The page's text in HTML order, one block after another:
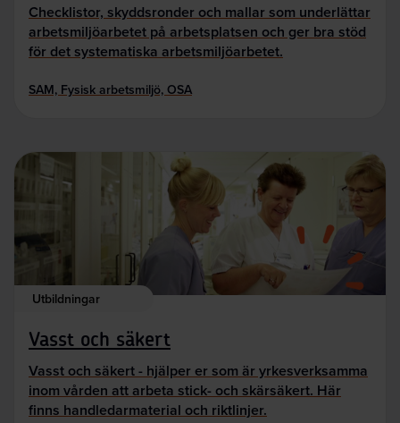
Checklistor, skyddsronder och mallar som underlättar
arbetsmiljöarbetet på arbetsplatsen och ger bra stöd
för det systematiska arbetsmiljöarbetet.
SAM, Fysisk arbetsmiljö, OSA
Utbildningar
Vasst och säkert
Vasst och säkert - hjälper er som är yrkesverksamma
inom vården att arbeta stick- och skärsäkert. Här
finns handledarmaterial och riktlinjer.